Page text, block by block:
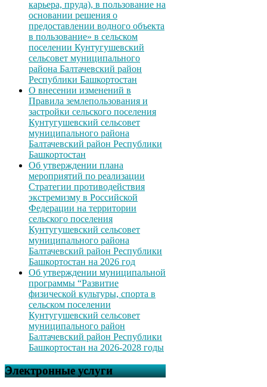
карьера, пруда), в пользование на
основании решения о
предоставлении водного объекта
в пользование» в сельском
поселении Кунтугушевский
сельсовет муниципального
района Балтачевский район
Республики Башкортостан
О внесении изменений в
Правила землепользования и
застройки сельского поселения
Кунтугушевский сельсовет
муниципального района
Балтачевский район Республики
Башкортостан
Об утверждении плана
мероприятий по реализации
Стратегии противодействия
экстремизму в Российской
Федерации на территории
сельского поселения
Кунтугушевский сельсовет
муниципального района
Балтачевский район Республики
Башкортостан на 2026 год
Об утверждении муниципальной
программы “Развитие
физической культуры, спорта в
сельском поселении
Кунтугушевский сельсовет
муниципального район
Балтачевский район Республики
Башкортостан на 2026-2028 годы
Электронные услуги